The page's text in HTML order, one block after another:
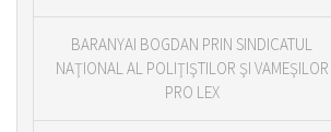
BARANYAI BOGDAN PRIN SINDICATUL
NAŢIONAL AL POLIŢIŞTILOR ŞI VAMEŞILOR
PRO LEX